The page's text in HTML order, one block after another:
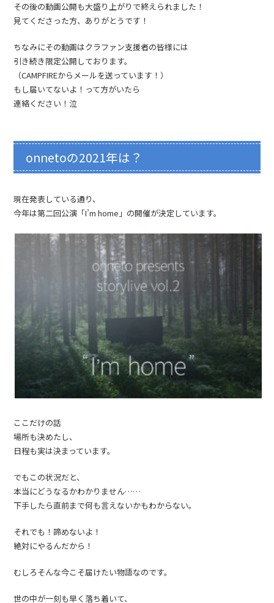
その後の動画公開も大盛り上がりで終えられました！
見てくださった方、ありがとうです！
ちなみにその動画はクラファン支援者の皆様には
引き続き限定公開しております。
（CAMPFIREからメールを送っています！）
もし届いてないよ！って方がいたら
連絡ください！泣
onnetoの2021年は？
現在発表している通り、
今年は第二回公演「I’m home」の開催が決定しています。
ここだけの話
場所も決めたし、
日程も実は決まっています。
でもこの状況だと、
本当にどうなるかわかりません……
下手したら直前まで何も言えないかもわからない。
それでも！諦めないよ！
絶対にやるんだから！
むしろそんな今こそ届けたい物語なのです。
世の中が一刻も早く落ち着いて、